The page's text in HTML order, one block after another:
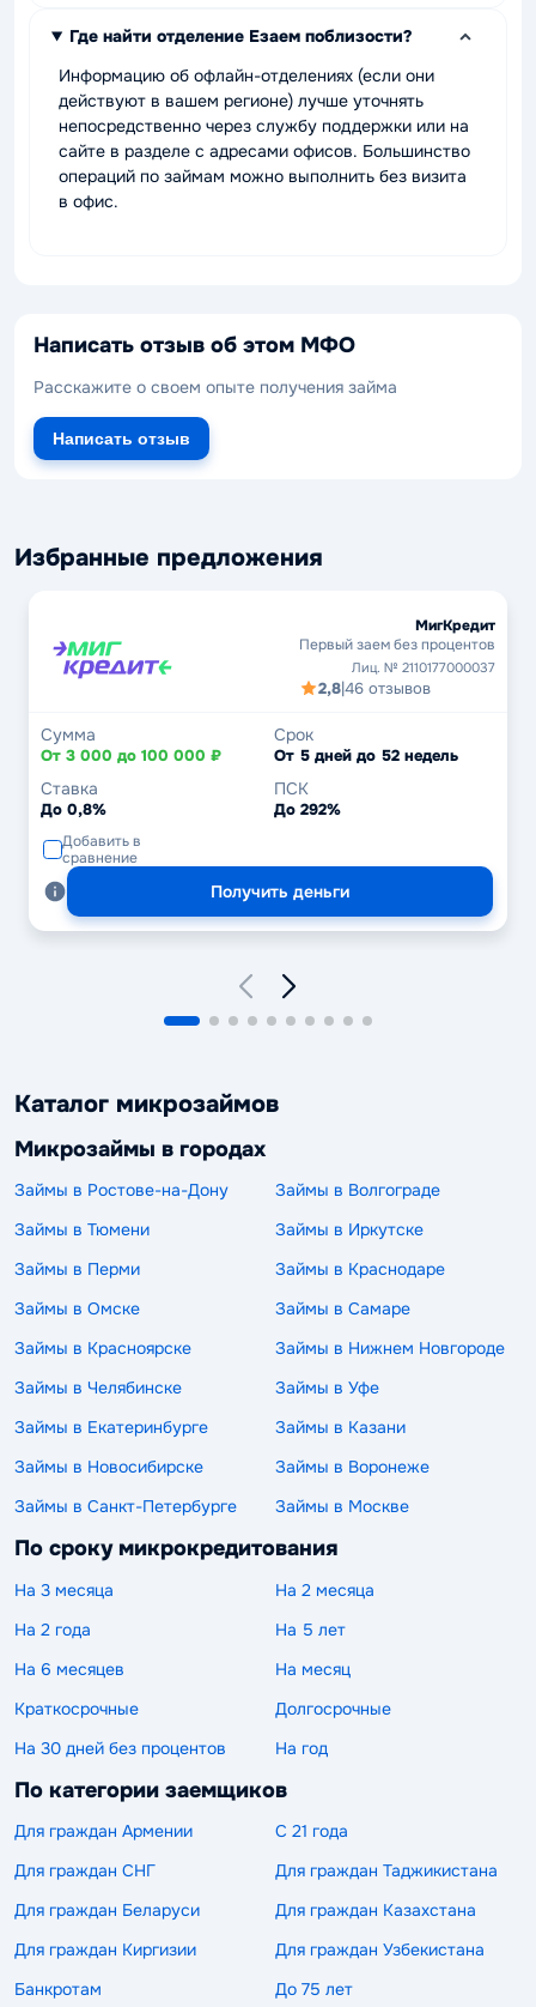
Где найти отделение Езаем поблизости?
Информацию об офлайн-отделениях (если они
действуют в вашем регионе) лучше уточнять
непосредственно через службу поддержки или на
сайте в разделе с адресами офисов. Большинство
операций по займам можно выполнить без визита
в офис.
Написать отзыв об этом МФО
Расскажите о своем опыте получения займа
Написать отзыв
Избранные предложения
МигКредит
Первый заем без процентов
Лиц. № 2110177000037
2,8|46 отзывов
Сумма
От 3 000 до 100 000 ₽
Срок
От 5 дней до 52 недель
Ставка
До 0,8%
ПСК
До 292%
Добавить в
сравнение
Получить деньги
Каталог микрозаймов
Микрозаймы в городах
Займы в Ростове-на-Дону
Займы в Волгограде
Займы в Тюмени
Займы в Иркутске
Займы в Перми
Займы в Краснодаре
Займы в Омске
Займы в Самаре
Займы в Красноярске
Займы в Нижнем Новгороде
Займы в Челябинске
Займы в Уфе
Займы в Екатеринбурге
Займы в Казани
Займы в Новосибирске
Займы в Воронеже
Займы в Санкт-Петербурге
Займы в Москве
По сроку микрокредитования
На 3 месяца
На 2 месяца
На 2 года
На 5 лет
На 6 месяцев
На месяц
Краткосрочные
Долгосрочные
На 30 дней без процентов
На год
По категории заемщиков
Для граждан Армении
С 21 года
Для граждан СНГ
Для граждан Таджикистана
Для граждан Беларуси
Для граждан Казахстана
Для граждан Киргизии
Для граждан Узбекистана
Банкротам
До 75 лет